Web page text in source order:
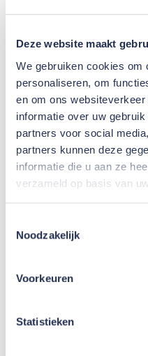
Deze website maakt
We gebruiken cookies om
personaliseren, om
en om ons
informatie over uw
partners voor social
partners kunnen deze
informatie die u aan ze
verzameld op basis van
Noodzakelijk
Voorkeuren
Statistieken
Start bouw
nieuwe woningen
grond